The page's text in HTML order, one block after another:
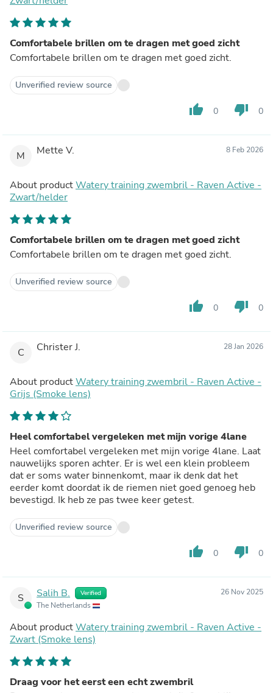
Comfortabele brillen om te dragen met goed zicht
Comfortabele brillen om te dragen met goed zicht.
Unverified review source
thumb_up 0 thumb_down 0
M Mette V. 8 Feb 2026
About productWatery training zwembril - Raven Active -
Zwart/helder
Comfortabele brillen om te dragen met goed zicht
Comfortabele brillen om te dragen met goed zicht.
Unverified review source
thumb_up 0 thumb_down 0
C Christer J. 28 Jan 2026
About productWatery training zwembril - Raven Active -
Grijs (Smoke lens)
Heel comfortabel vergeleken met mijn vorige 4lane
Heel comfortabel vergeleken met mijn vorige 4lane. Laat
nauwelijks sporen achter. Er is wel een klein probleem
dat er soms water binnenkomt, maar ik denk dat het
eerder komt doordat ik de riemen niet goed genoeg heb
bevestigd. Ik heb ze pas twee keer getest.
Unverified review source
thumb_up 0 thumb_down 0
S Salih B. Verified
The Netherlands
26 Nov 2025
About productWatery training zwembril - Raven Active -
Zwart (Smoke lens)
Draag voor het eerst een echt zwembril